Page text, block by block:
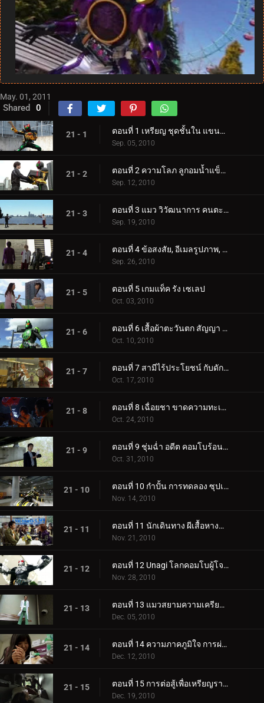
May. 01, 2011
Shared 0
21 - 1 ตอนที่ 1 เหรียญ ชุดชั้นใน แขนลึกลับ
Sep. 05, 2010
21 - 2 ตอนที่ 2 ความโลภ ลูกอมน้ำแข็ง ของขวัญ
Sep. 12, 2010
21 - 3 ตอนที่ 3 แมว วิวัฒนาการ คนตะกละ
Sep. 19, 2010
21 - 4 ตอนที่ 4 ข้อสงสัย, อีเมลรูปภาพ, ออมมือ
Sep. 26, 2010
21 - 5 ตอนที่ 5 เกมแท็ค รัง เซเลป
Oct. 03, 2010
21 - 6 ตอนที่ 6 เสื้อผ้าตะวันตก สัญญา สุดยอดคอมโบ
Oct. 10, 2010
21 - 7 ตอนที่ 7 สามีไร้ประโยชน์ กับดัก ชัยชนะครั้งใหญ่
Oct. 17, 2010
21 - 8 ตอนที่ 8 เฉื่อยชา ขาดความทะเยอทะยาน หยุดพัก
Oct. 24, 2010
21 - 9 ตอนที่ 9 ชุ่มฉ่ำ อดีต คอมโบร้อนระอุ
Oct. 31, 2010
21 - 10 ตอนที่ 10 กำปั้น การทดลอง ซุปเปอร์ไบค์
Nov. 14, 2010
21 - 11 ตอนที่ 11 นักเดินทาง ผีเสื้อหางแฉก ผู้มีชื่อเสียง
Nov. 21, 2010
21 - 12 ตอนที่ 12 Unagi โลกคอมโบผู้โจมตีหนักหน่วง
Nov. 28, 2010
21 - 13 ตอนที่ 13 แมวสยามความเครียด ศัลยแพทย์อัจฉริยะ
Dec. 05, 2010
21 - 14 ตอนที่ 14 ความภาคภูมิใจ การผ่าตัด ความลับ
Dec. 12, 2010
21 - 15 ตอนที่ 15 การต่อสู้เพื่อเหรียญรางวัล, รถบรรทุกขนส่ง, ตู้คอนเทนเนอร์
Dec. 19, 2010